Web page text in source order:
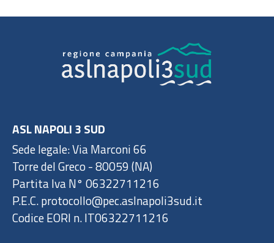
ASL NAPOLI 3 SUD
Sede legale: Via Marconi 66
Torre del Greco - 80059 (NA)
Partita Iva N° 06322711216
P.E.C. protocollo@pec.aslnapoli3sud.it
Codice EORI n. IT06322711216